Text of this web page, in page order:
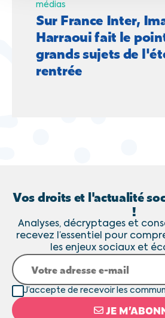
médias
Sur France Inter,
Harraoui fait le
grands sujets de
rentrée
Vos droits et l'actualité
!
Analyses, décryptages et
recevez l’essentiel pour
les enjeux sociaux et
JE
J’accepte de recevoir les